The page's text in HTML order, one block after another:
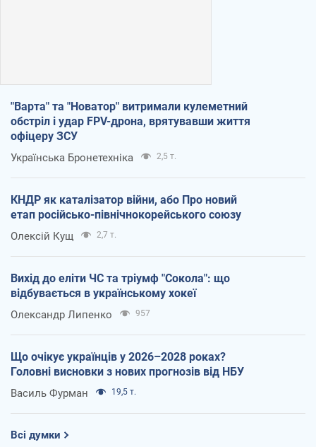
"Варта" та "Новатор" витримали кулеметний
обстріл і удар FPV-дрона, врятувавши життя
офіцеру ЗСУ
Українська Бронетехніка 2,5 т.
КНДР як каталізатор війни, або Про новий
етап російсько-північнокорейського союзу
Олексій Кущ 2,7 т.
Вихід до еліти ЧС та тріумф "Сокола": що
відбувається в українському хокеї
Олександр Липенко 957
Що очікує українців у 2026–2028 роках?
Головні висновки з нових прогнозів від НБУ
Василь Фурман 19,5 т.
Всі думки